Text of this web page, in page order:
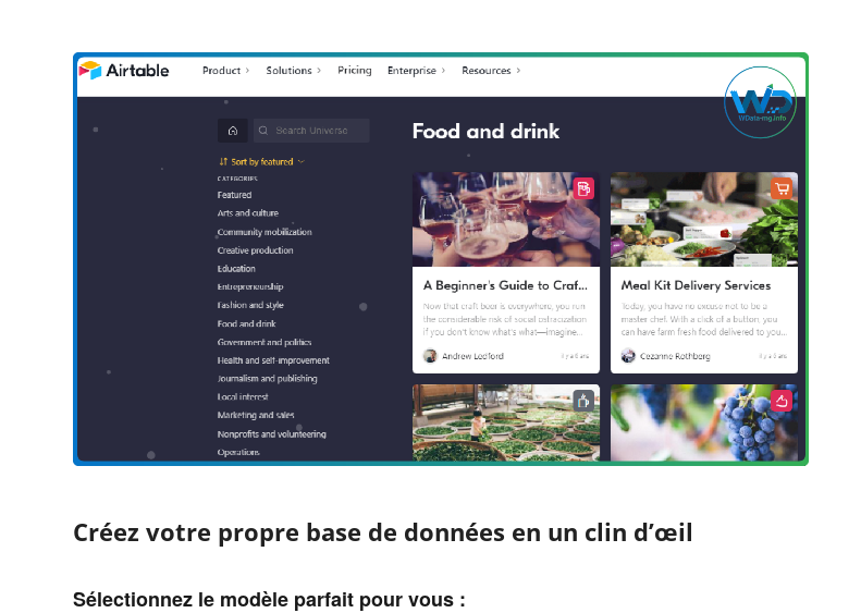
Créez votre propre base de données en un clin d’œil
Sélectionnez le modèle parfait pour vous :